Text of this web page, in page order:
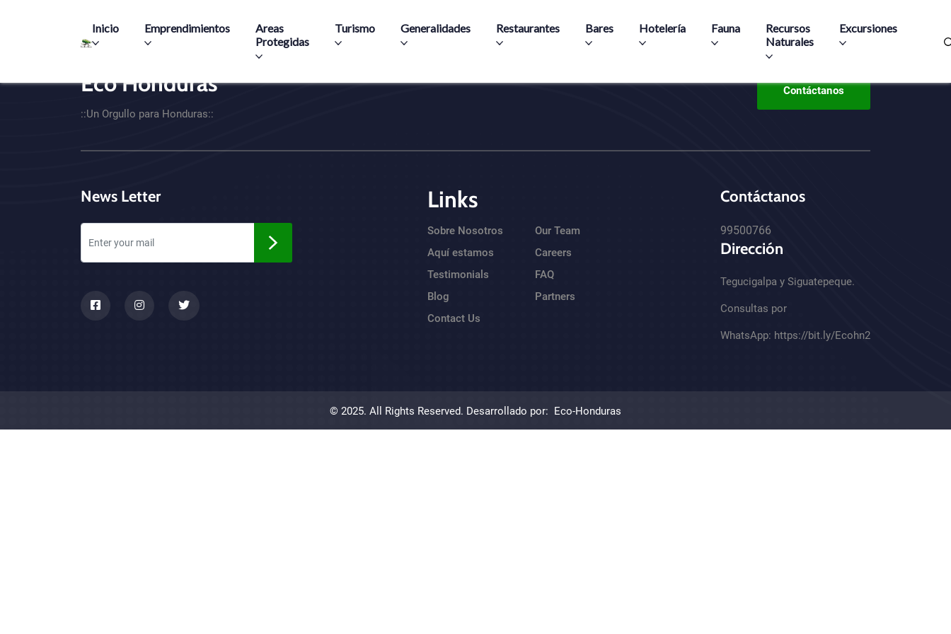
Inicio Emprendimientos
Areas
Protegidas
Turismo Generalidades Restaurantes Bares Hotelería Fauna
Recursos
Naturales
Excursiones
CTA - Footer
Eco Honduras
::Un Orgullo para Honduras::
Contáctanos
News Letter Links
Sobre Nosotros
Aquí estamos
Testimonials
Blog
Contact Us
Our Team
Careers
FAQ
Partners
Contáctanos
99500766
Dirección
Tegucigalpa y Siguatepeque.
Consultas por
WhatsApp: https://bit.ly/Ecohn2
© 2025. All Rights Reserved. Desarrollado por: Eco-Honduras